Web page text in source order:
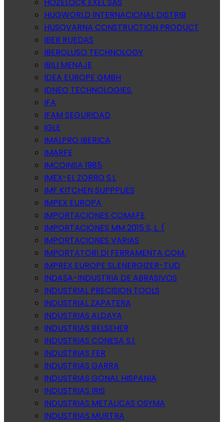
HUGWORLD INTERNACIONAL DISTRIB
HUSQVARNA CONSTRUCTION PRODUCT
IBER RUEDAS
IBEROLUSO TECHNOLOGY
IBILI MENAJE
IDEA EUROPE GMBH
IDNEO TECHNOLOGIES.
IFA
IFAM SEGURIDAD
IGLE
IMALPRO IBERICA
IMARFE
IMCOINSA 1985
IMEX-EL ZORRO S.L
IMF KITCHEN SUPPPLIES
IMPEX EUROPA
IMPORTACIONES COMAFE
IMPORTACIONES MM 2015 S, L. (
IMPORTACIONES VARIAS
IMPORTATORI DI FERRAMENTA COM.
IMPREX EUROPE SL.ENERGIZER-TUD
INDASA-INDUSTRIA DE ABRASIVOS
INDUSTRIAL PRECISION TOOLS
INDUSTRIAL ZAPATERA
INDUSTRIAS ALDAYA
INDUSTRIAS BELSEHER
INDUSTRIAS CONESA S.l.
INDUSTRIAS FER
INDUSTRIAS GARRA
INDUSTRIAS GONAL HISPANIA
INDUSTRIAS IRIS
INDUSTRIAS METALICAS OSYMA
INDUSTRIAS MURTRA